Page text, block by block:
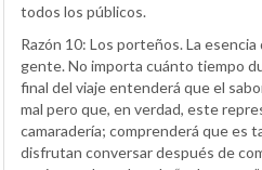
todos los públicos.
Razón 10: Los porteños. La
gente. No importa cuánto tiempo
final del viaje entenderá que el
mal pero que, en verdad, este
camaradería; comprenderá que es
disfrutan conversar después de